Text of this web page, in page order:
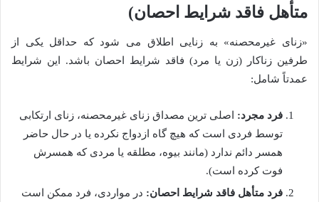
متأهل فاقد شرایط احصان)
«زنای غیرمحصنه» به زنایی اطلاق می شود که حداقل یکی از
طرفین زناکار (زن یا مرد) فاقد شرایط احصان باشد. این شرایط
عمدتاً شامل:
فرد مجرد: اصلی ترین مصداق زنای غیرمحصنه، زنای ارتکابی
توسط فردی است که هیچ گاه ازدواج نکرده یا در حال حاضر
همسر دائم ندارد (مانند بیوه، مطلقه یا مردی که همسرش
فوت کرده است).
فرد متأهل فاقد شرایط احصان: در مواردی، فرد ممکن است